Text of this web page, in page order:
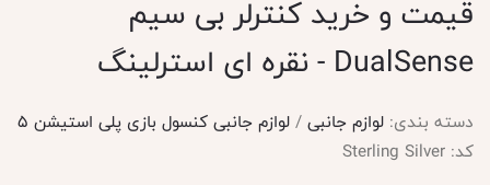
قیمت و خرید کنترلر بی سیم
DualSense - نقره ای استرلینگ
دسته بندی: لوازم جانبی/لوازم جانبی کنسول بازی پلی استیشن 5
کد: Sterling Silver